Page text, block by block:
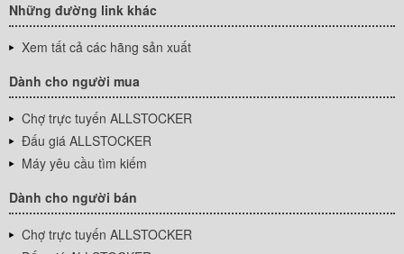
Những đường link khác
Xem tất cả các hãng sản xuất
Dành cho người mua
Chợ trực tuyến ALLSTOCKER
Đấu giá ALLSTOCKER
Máy yêu cầu tìm kiếm
Dành cho người bán
Chợ trực tuyến ALLSTOCKER